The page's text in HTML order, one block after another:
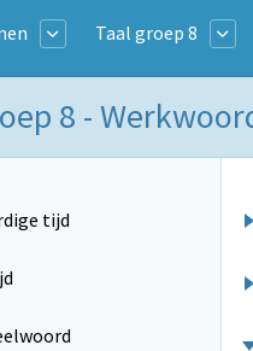
Taal groep 8
8 -
tijd